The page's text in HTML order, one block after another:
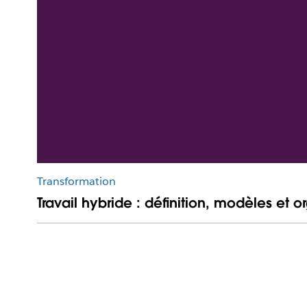
Transformation
Travail hybride : définition, modèles et